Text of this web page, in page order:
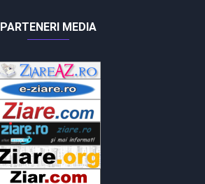
PARTENERI MEDIA